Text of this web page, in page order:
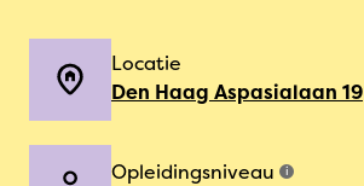
Locatie
Den Haag Aspasialaan 19
Opleidingsniveau i